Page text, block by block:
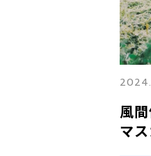
風
マ